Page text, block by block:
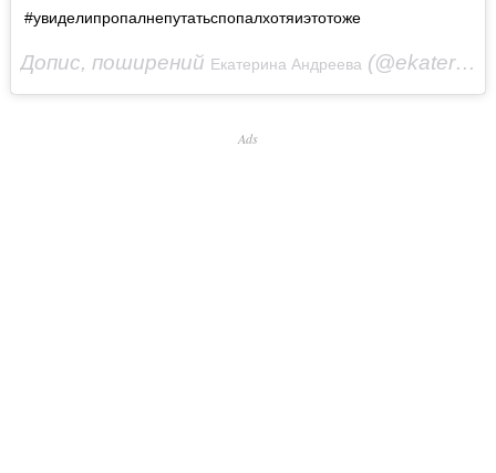
#увиделипропалнепутатьспопалхотяиэтотоже
Допис, поширений Екатерина Андреева (@ekaterinaandreeva_official)
Ads